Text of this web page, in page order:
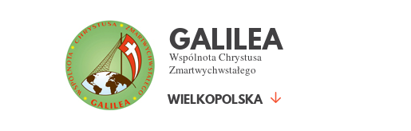
GALILEA
Wspólnota Chrystusa
Zmartwychwstałego
WIELKOPOLSKA